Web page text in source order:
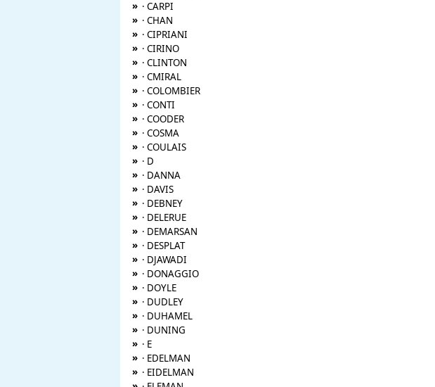
» · CARPI
» · CHAN
» · CIPRIANI
» · CIRINO
» · CLINTON
» · CMIRAL
» · COLOMBIER
» · CONTI
» · COODER
» · COSMA
» · COULAIS
» · D
» · DANNA
» · DAVIS
» · DEBNEY
» · DELERUE
» · DEMARSAN
» · DESPLAT
» · DJAWADI
» · DONAGGIO
» · DOYLE
» · DUDLEY
» · DUHAMEL
» · DUNING
» · E
» · EDELMAN
» · EIDELMAN